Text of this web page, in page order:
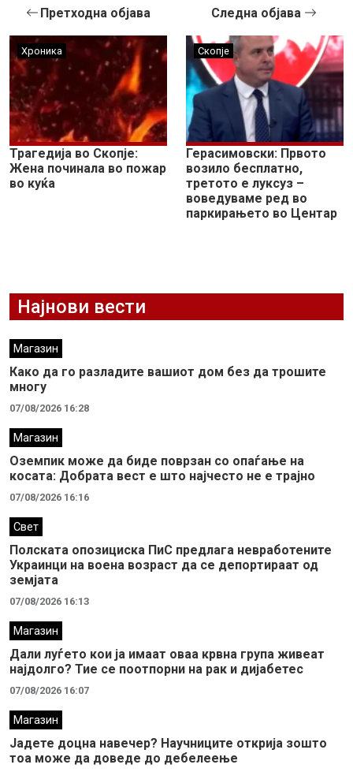
Претходна објава
Хроника
Трагедија во Скопје:
Жена починала во пожар
во куќа
Следна објава
Скопје
Герасимовски: Првото
возило бесплатно,
третото е луксуз –
воведуваме ред во
паркирањето во Центар
Најнови вести
Магазин
Како да го разладите вашиот дом без да трошите
многу
07/08/2026 16:28
Магазин
Оземпик може да биде поврзан со опаѓање на
косата: Добрата вест е што најчесто не е трајно
07/08/2026 16:16
Свет
Полската опозициска ПиС предлага невработените
Украинци на воена возраст да се депортираат од
земјата
07/08/2026 16:13
Магазин
Дали луѓето кои ја имаат оваа крвна група живеат
најдолго? Тие се поотпорни на рак и дијабетес
07/08/2026 16:07
Магазин
Јадете доцна навечер? Научниците открија зошто
тоа може да доведе до дебелеење